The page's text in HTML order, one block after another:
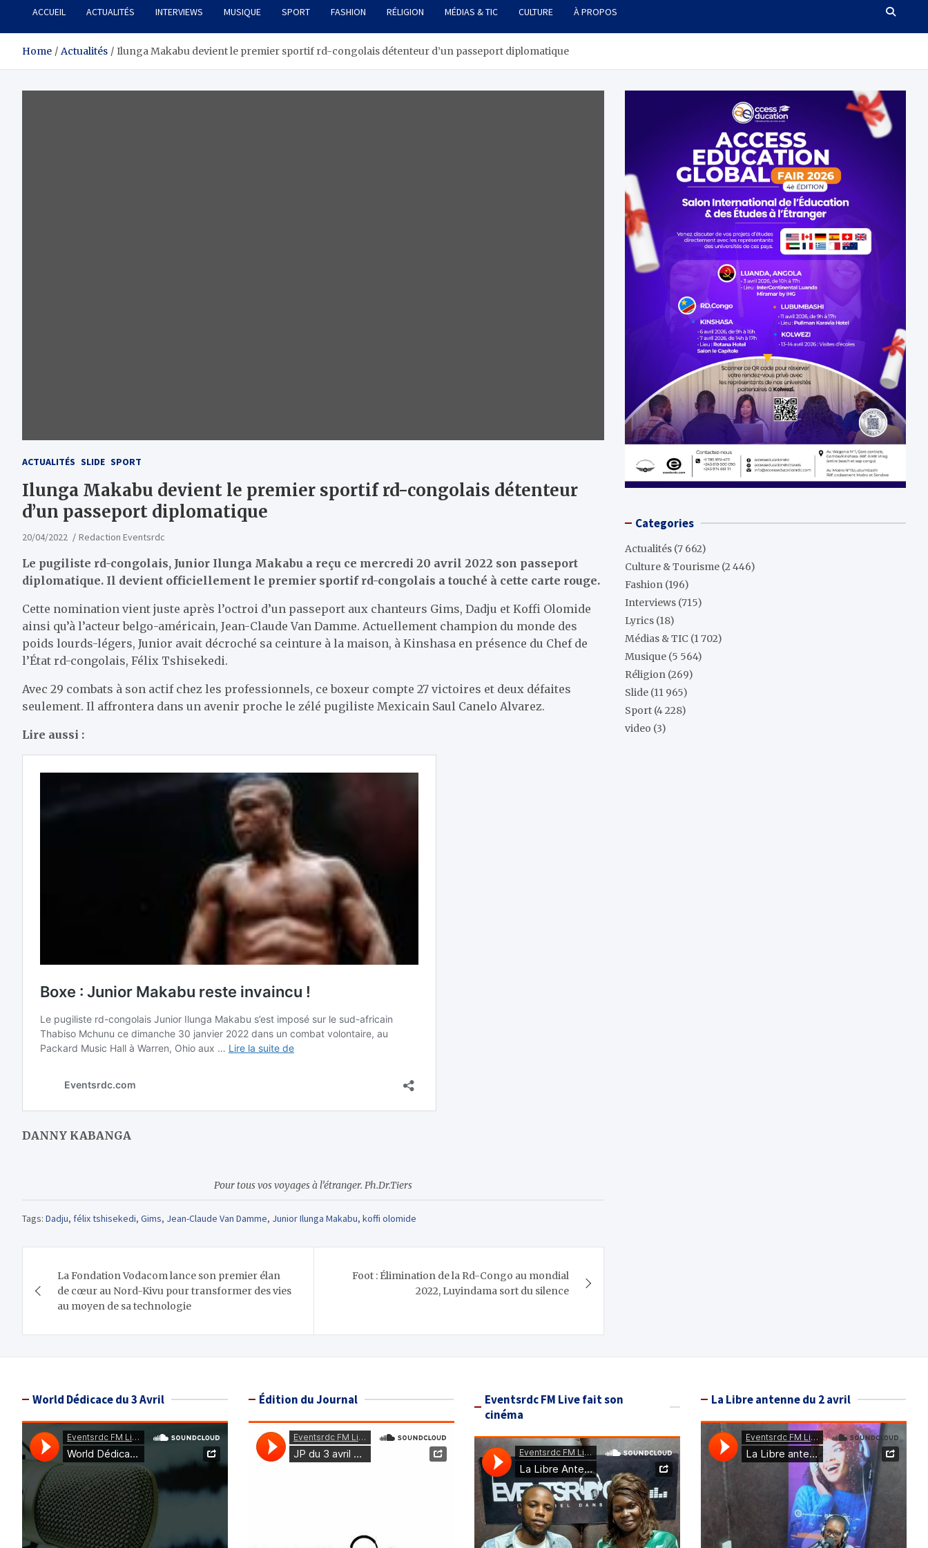
ACCUEIL ACTUALITÉS INTERVIEWS MUSIQUE SPORT FASHION RÉLIGION MÉDIAS & TIC CULTURE À PROPOS
Home Actualités Ilunga Makabu devient le premier sportif rd-congolais détenteur d’un passeport diplomatique
ACTUALITÉS SLIDE SPORT
Ilunga Makabu devient le premier sportif rd-congolais détenteur
d’un passeport diplomatique
20/04/2022 Redaction Eventsrdc
Le pugiliste rd-congolais, Junior Ilunga Makabu a reçu ce mercredi 20 avril 2022 son passeport
diplomatique. Il devient officiellement le premier sportif rd-congolais a touché à cette carte rouge.
Cette nomination vient juste après l’octroi d’un passeport aux chanteurs Gims, Dadju et Koffi Olomide
ainsi qu’à l’acteur belgo-américain, Jean-Claude Van Damme. Actuellement champion du monde des
poids lourds-légers, Junior avait décroché sa ceinture à la maison, à Kinshasa en présence du Chef de
l’État rd-congolais, Félix Tshisekedi.
Avec 29 combats à son actif chez les professionnels, ce boxeur compte 27 victoires et deux défaites
seulement. Il affrontera dans un avenir proche le zélé pugiliste Mexicain Saul Canelo Alvarez.
Lire aussi :
DANNY KABANGA
Pour tous vos voyages à l’étranger. Ph.Dr.Tiers
Tags: Dadju, félix tshisekedi, Gims, Jean-Claude Van Damme, Junior Ilunga Makabu, koffi olomide
de
l’article
La Fondation Vodacom lance son premier élan
de cœur au Nord-Kivu pour transformer des vies
au moyen de sa technologie
Foot : Élimination de la Rd-Congo au mondial
2022, Luyindama sort du silence
Categories
Actualités (7 662)
Culture & Tourisme (2 446)
Fashion (196)
Interviews (715)
Lyrics (18)
Médias & TIC (1 702)
Musique (5 564)
Réligion (269)
Slide (11 965)
Sport (4 228)
video (3)
World Dédicace du 3 Avril Édition du Journal
Eventsrdc FM Live fait son
cinéma
La Libre antenne du 2 avril